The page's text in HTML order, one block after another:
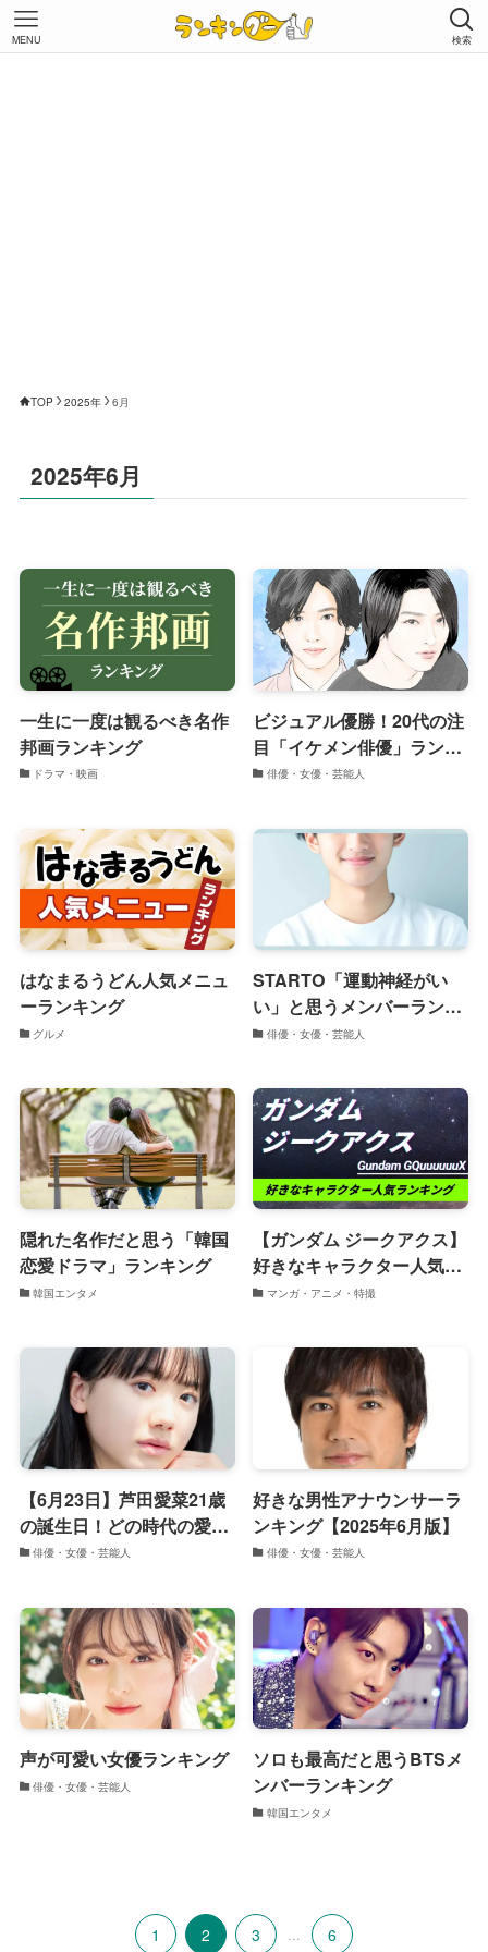
検索
MENU
TOP 2025年 6月
2025年6月
一生に一度は観るべき名作
邦画ランキング
ドラマ・映画
ビジュアル優勝！20代の注
目「イケメン俳優」ランキ
ング
俳優・女優・芸能人
はなまるうどん人気メニュ
ーランキング
グルメ
STARTO「運動神経がい
い」と思うメンバーランキ
ング
俳優・女優・芸能人
隠れた名作だと思う「韓国
恋愛ドラマ」ランキング
韓国エンタメ
【ガンダム ジークアクス】
好きなキャラクター人気ラ
ンキング
マンガ・アニメ・特撮
【6月23日】芦田愛菜21歳
の誕生日！どの時代の愛菜
ちゃんが好き？ランキング
俳優・女優・芸能人
好きな男性アナウンサーラ
ンキング【2025年6月版】
俳優・女優・芸能人
声が可愛い女優ランキング
俳優・女優・芸能人
ソロも最高だと思うBTSメ
ンバーランキング
韓国エンタメ
1 2 3 ... 6